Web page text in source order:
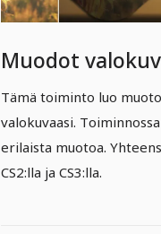
Muodot
Tämä toiminto luo
valokuvaasi.
erilaista muotoa.
CS2:lla ja CS3:lla.